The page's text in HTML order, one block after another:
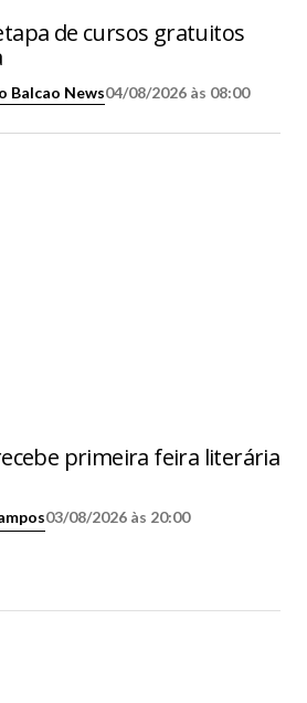
de cursos gratuitos
Balcao News04/08/2026 às 08:00
primeira feira literária
03/08/2026 às 20:00